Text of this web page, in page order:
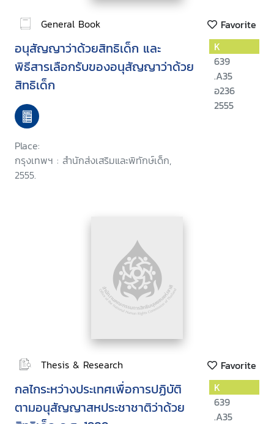
General Book Favorite
อนุสัญญาว่าด้วยสิทธิเด็ก และ
พิธีสารเลือกรับของอนุสัญญาว่าด้วย
สิทธิเด็ก
Place:
กรุงเทพฯ : สำนักส่งเสริมและพิทักษ์เด็ก,
2555.
K
639
.A35
อ236
2555
Thesis & Research Favorite
กลไกระหว่างประเทศเพื่อการปฏิบัติ
ตามอนุสัญญาสหประชาชาติว่าด้วย
K
639
.A35